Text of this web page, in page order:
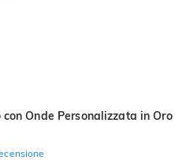
Onde Personalizzata in Oro